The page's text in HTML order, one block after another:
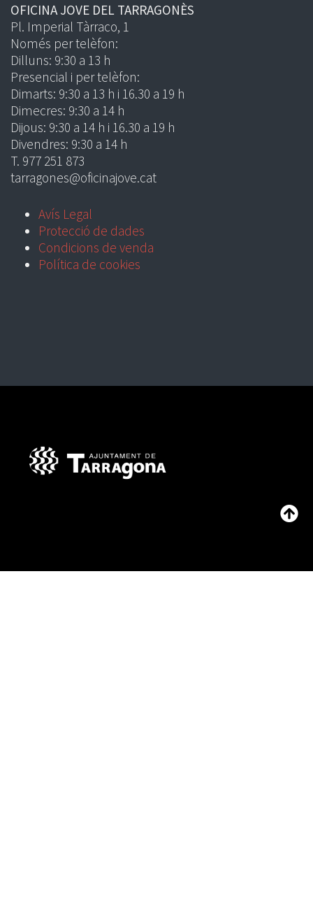
OFICINA JOVE DEL TARRAGONÈS
Pl. Imperial Tàrraco, 1
Només per telèfon:
Dilluns: 9:30 a 13 h
Presencial i per telèfon:
Dimarts: 9:30 a 13 h i 16.30 a 19 h
Dimecres: 9:30 a 14 h
Dijous: 9:30 a 14 h i 16.30 a 19 h
Divendres: 9:30 a 14 h
T. 977 251 873
tarragones@oficinajove.cat
Avís Legal
Protecció de dades
Condicions de venda
Política de cookies